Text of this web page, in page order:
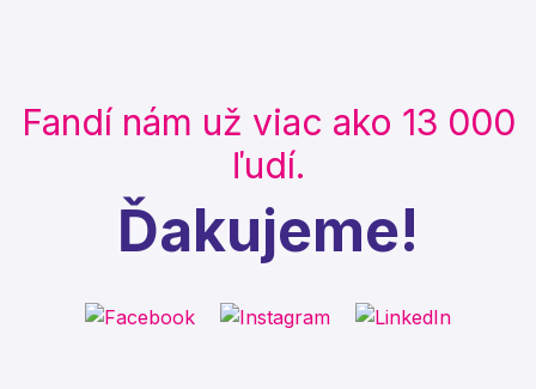
Fandí nám už viac ako 13 000
ľudí.
Ďakujeme!